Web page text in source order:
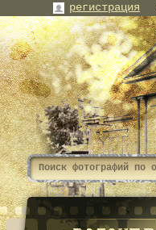
регистрация